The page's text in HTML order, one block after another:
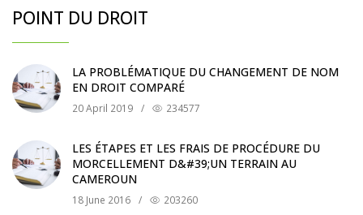
POINT DU DROIT
LA PROBLÉMATIQUE DU CHANGEMENT DE NOM
EN DROIT COMPARÉ
20 April 2019 / 234577
LES ÉTAPES ET LES FRAIS DE PROCÉDURE DU
MORCELLEMENT D&#39;UN TERRAIN AU
CAMEROUN
18 June 2016 / 203260